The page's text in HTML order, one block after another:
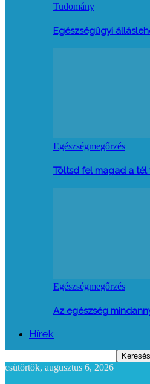
Tudomány
Egészségügyi
Egészségmegőrzés
Töltsd fel magad a
Egészségmegőrzés
Az egészség
Hírek
csütörtök, augusztus 6, 2026